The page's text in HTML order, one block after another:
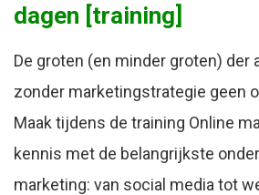
dagen [training]
De groten (en minder groten) der
zonder marketingstrategie geen
Maak tijdens de training Online
kennis met de belangrijkste
marketing: van social media tot